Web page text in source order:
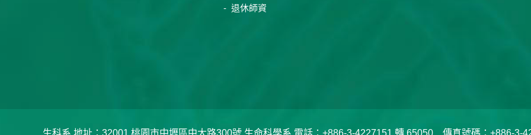
退休師資
生科系 地址：32001 桃園市中壢區中大路300號 生命科學系 電話：+886-3-4227151 轉 65050 傳真號碼：+886-3-